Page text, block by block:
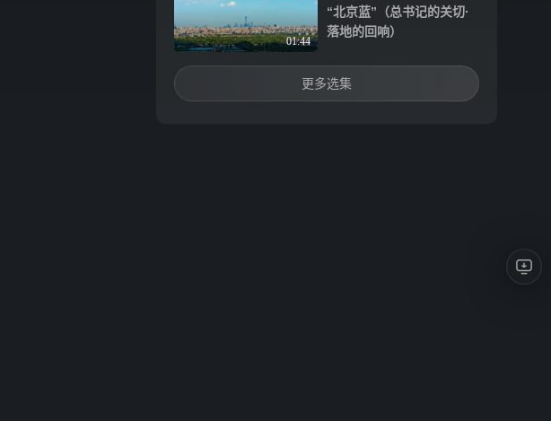
01:44
“北京蓝”（总书记的关切·
落地的回响）
更多选集